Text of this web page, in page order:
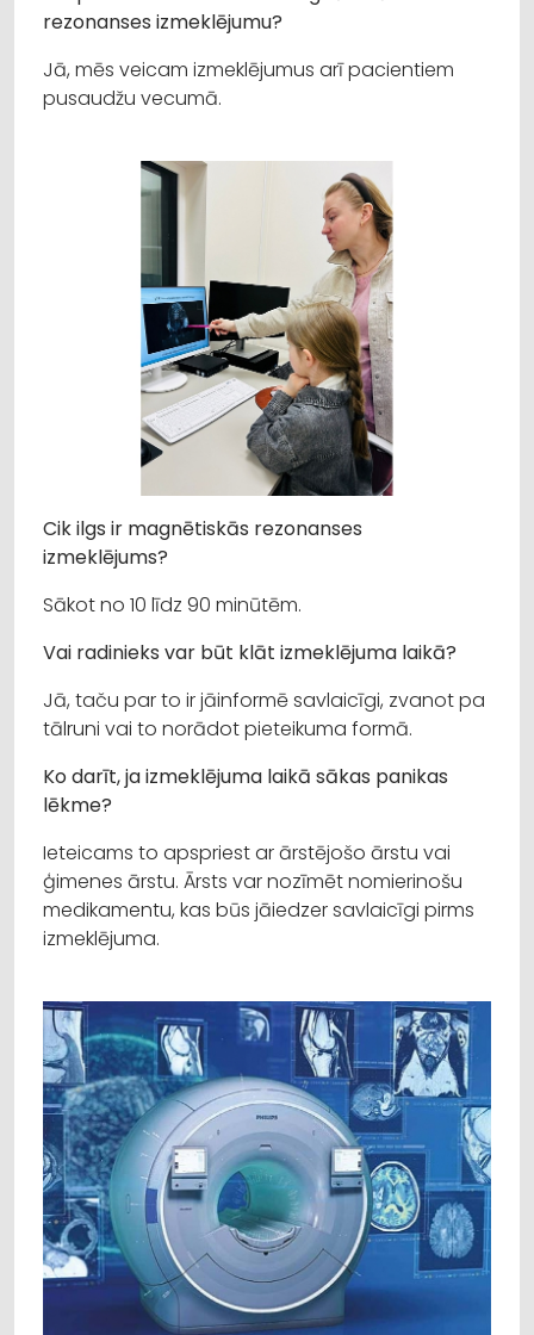
rezonanses izmeklējumu?
Jā, mēs veicam izmeklējumus arī pacientiem
pusaudžu vecumā.
Cik ilgs ir magnētiskās rezonanses
izmeklējums?
Sākot no 10 līdz 90 minūtēm.
Vai radinieks var būt klāt izmeklējuma laikā?
Jā, taču par to ir jāinformē savlaicīgi, zvanot pa
tālruni vai to norādot pieteikuma formā.
Ko darīt, ja izmeklējuma laikā sākas panikas
lēkme?
Ieteicams to apspriest ar ārstējošo ārstu vai
ģimenes ārstu. Ārsts var nozīmēt nomierinošu
medikamentu, kas būs jāiedzer savlaicīgi pirms
izmeklējuma.